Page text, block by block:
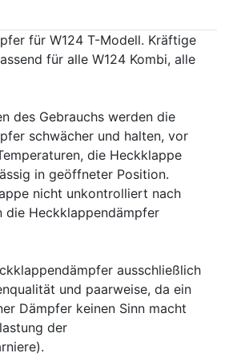
für W124 T-Modell. Kräftige
für alle W124 Kombi, alle
des Gebrauchs werden die
schwächer und halten, vor
die Heckklappe
in geöffneter Position.
nicht unkontrolliert nach
die Heckklappendämpfer
ausschließlich
und paarweise, da ein
Dämpfer keinen Sinn macht
der